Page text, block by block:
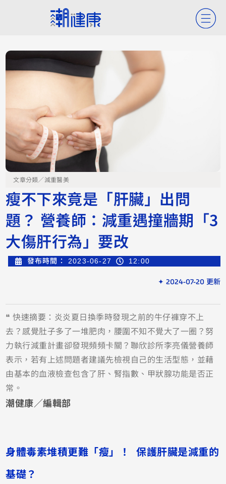
文章分類／減重醫美
瘦不下來竟是「肝臟」出問
題？ 營養師：減重遇撞牆期「3
大傷肝行為」要改
發布時間： 2023-06-27 12:00
✦ 2024-07-20 更新
❝ 快速摘要：炎炎夏日換季時發現之前的牛仔褲穿不上
去？感覺肚子多了一堆肥肉，腰圍不知不覺大了一圈？努
力執行減重計畫卻發現頻頻卡關？聯欣診所李亮儀營養師
表示，若有上述問題者建議先檢視自己的生活型態，並藉
由基本的血液檢查包含了肝、腎指數、甲狀腺功能是否正
常。
潮健康／編輯部
身體毒素堆積更難「瘦」！ 保護肝臟是減重的
基礎？